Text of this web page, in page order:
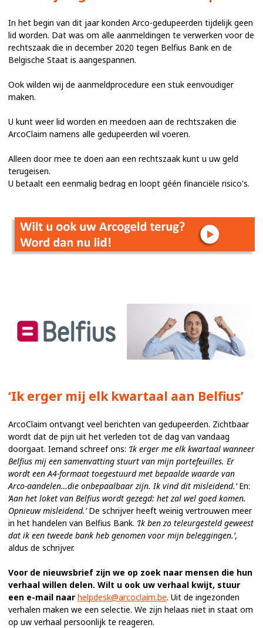
In het begin van dit jaar konden Arco-gedupeerden tijdelijk geen
lid worden. Dat was om alle aanmeldingen te verwerken voor de
rechtszaak die in december 2020 tegen Belfius Bank en de
Belgische Staat is aangespannen.
Ook wilden wij de aanmeldprocedure een stuk eenvoudiger
maken.
U kunt weer lid worden en meedoen aan de rechtszaken die
ArcoClaim namens alle gedupeerden wil voeren.
Alleen door mee te doen aan een rechtszaak kunt u uw geld
terugeisen.
U betaalt een eenmalig bedrag en loopt géén financiële risico's.
‘Ik erger mij elk kwartaal aan Belfius’
ArcoClaim ontvangt veel berichten van gedupeerden. Zichtbaar
wordt dat de pijn uit het verleden tot de dag van vandaag
doorgaat. Iemand schreef ons: ‘Ik erger me elk kwartaal wanneer
Belfius mij een samenvatting stuurt van mijn portefeuilles. Er
wordt een A4-formaat toegestuurd met bepaalde waarde van
Arco-aandelen…die onbepaalbaar zijn. Ik vind dit misleidend.’En:
‘Aan het loket van Belfius wordt gezegd: het zal wel goed komen.
Opnieuw misleidend.’De schrijver heeft weinig vertrouwen meer
in het handelen van Belfius Bank. ‘Ik ben zo teleurgesteld geweest
dat ik een tweede bank heb genomen voor mijn beleggingen.’,
aldus de schrijver.
Voor de nieuwsbrief zijn we op zoek naar mensen die hun
verhaal willen delen. Wilt u ook uw verhaal kwijt, stuur
een e-mail naar helpdesk@arcoclaim.be. Uit de ingezonden
verhalen maken we een selectie. We zijn helaas niet in staat om
op uw verhaal persoonlijk te reageren.